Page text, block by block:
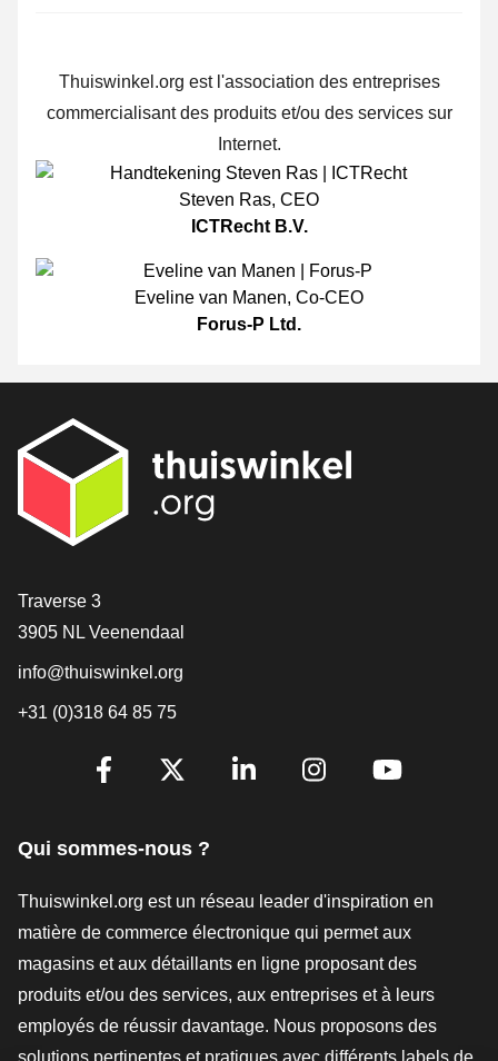
Thuiswinkel.org est l'association des entreprises
commercialisant des produits et/ou des services sur
Internet.
Steven Ras, CEO
ICTRecht B.V.
Eveline van Manen, Co-CEO
Forus-P Ltd.
[_General:Contact]
Traverse 3
3905 NL Veenendaal
info@thuiswinkel.org
+31 (0)318 64 85 75
[_General:SocialMediaTitle]
Qui sommes-nous ?
Thuiswinkel.org est un réseau leader d'inspiration en
matière de commerce électronique qui permet aux
magasins et aux détaillants en ligne proposant des
produits et/ou des services, aux entreprises et à leurs
employés de réussir davantage. Nous proposons des